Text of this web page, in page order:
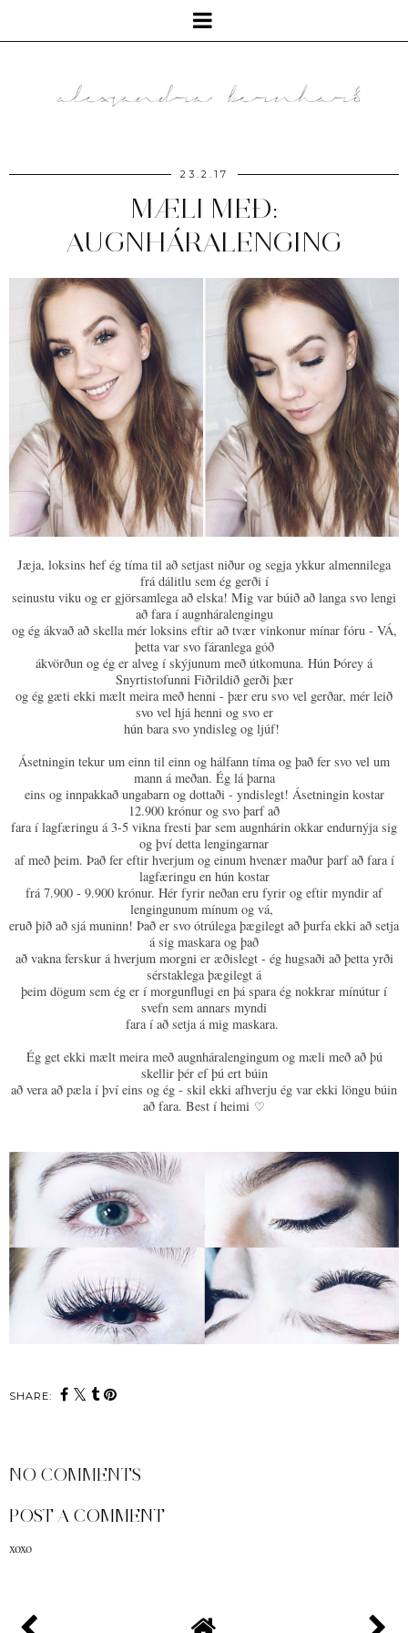
23.2.17
MÆLI MEÐ:
AUGNHÁRALENGING
Jæja, loksins hef ég tíma til að setjast niður og segja ykkur almennilega
frá dálitlu sem ég gerði í
seinustu viku og er gjörsamlega að elska! Mig var búið að langa svo lengi
að fara í augnháralengingu
og ég ákvað að skella mér loksins eftir að tvær vinkonur mínar fóru - VÁ,
þetta var svo fáranlega góð
ákvörðun og ég er alveg í skýjunum með útkomuna. Hún Þórey á
Snyrtistofunni Fiðrildið gerði þær
og ég gæti ekki mælt meira með henni - þær eru svo vel gerðar, mér leið
svo vel hjá henni og svo er
hún bara svo yndisleg og ljúf!
Ásetningin tekur um einn til einn og hálfann tíma og það fer svo vel um
mann á meðan. Ég lá þarna
eins og innpakkað ungabarn og dottaði - yndislegt! Ásetningin kostar
12.900 krónur og svo þarf að
fara í lagfæringu á 3-5 vikna fresti þar sem augnhárin okkar endurnýja sig
og því detta lengingarnar
af með þeim. Það fer eftir hverjum og einum hvenær maður þarf að fara í
lagfæringu en hún kostar
frá 7.900 - 9.900 krónur. Hér fyrir neðan eru fyrir og eftir myndir af
lengingunum mínum og vá,
eruð þið að sjá muninn! Það er svo ótrúlega þægilegt að þurfa ekki að setja
á sig maskara og það
að vakna ferskur á hverjum morgni er æðislegt - ég hugsaði að þetta yrði
sérstaklega þægilegt á
þeim dögum sem ég er í morgunflugi en þá spara ég nokkrar mínútur í
svefn sem annars myndi
fara í að setja á mig maskara.
Ég get ekki mælt meira með augnháralengingum og mæli með að þú
skellir þér ef þú ert búin
að vera að pæla í því eins og ég - skil ekki afhverju ég var ekki löngu búin
að fara. Best í heimi ♡
SHARE:
NO COMMENTS
POST A COMMENT
xoxo